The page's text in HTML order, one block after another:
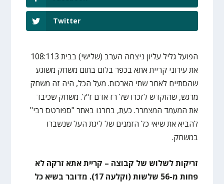
Twitter
הפועל גליל עליון ניצחה הערב (שלישי) בבית 108:113
את עירוני קריית אתא בכפר בלום בתום משחק משוגע
שהסתיים לאחר שתי הארכות. מעל הכל, היה זה משחק
מרגש, שהוקדש לזכרו של רז אדם ז"ל. משחק שכיבד
את המעמד המצמרר. כעת, בחרנו באתר "ספורטס רבי"
להביא את שיאי כל הזמנים של ליגת העל שנשברו
במשחק.
זריקות לשלוש של קבוצה – קריית אתא זרקה לא
פחות מ-56 שלשות (וקלעה 17). מדובר בשיא כל